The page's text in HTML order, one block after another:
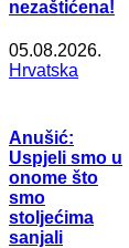
nezaštićena!
05.08.2026.
Hrvatska
Anušić:
Uspjeli smo u
onome što
smo
stoljećima
sanjali